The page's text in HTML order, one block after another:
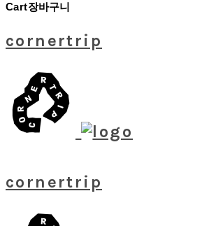
Cart장바구니
cornertrip
cornertrip